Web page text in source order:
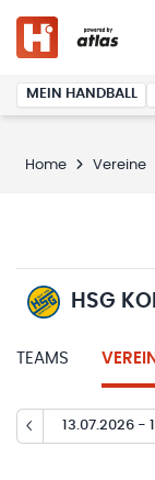
MEIN HANDBALL
Home Vereine
HSG
TEAMS
13.07.2026 -